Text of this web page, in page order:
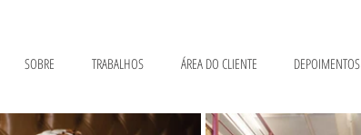
SOBRE TRABALHOS ÁREA DO CLIENTE DEPOIMENTOS